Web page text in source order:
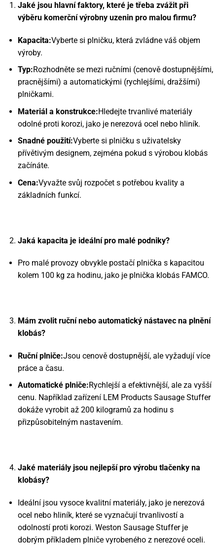
Jaké jsou hlavní faktory, které je třeba zvážit při
výběru komerční výrobny uzenin pro malou firmu?
Kapacita:Vyberte si plničku, která zvládne váš objem
výroby.
Typ:Rozhodněte se mezi ručními (cenově dostupnějšími,
pracnějšími) a automatickými (rychlejšími, dražšími)
plničkami.
Materiál a konstrukce:Hledejte trvanlivé materiály
odolné proti korozi, jako je nerezová ocel nebo hliník.
Snadné použití:Vyberte si plničku s uživatelsky
přívětivým designem, zejména pokud s výrobou klobás
začínáte.
Cena:Vyvažte svůj rozpočet s potřebou kvality a
základních funkcí.
Jaká kapacita je ideální pro malé podniky?
Pro malé provozy obvykle postačí plnička s kapacitou
kolem 100 kg za hodinu, jako je plnička klobás FAMCO.
Mám zvolit ruční nebo automatický nástavec na plnění
klobás?
Ruční plniče:Jsou cenově dostupnější, ale vyžadují více
práce a času.
Automatické plniče:Rychlejší a efektivnější, ale za vyšší
cenu. Například zařízení LEM Products Sausage Stuffer
dokáže vyrobit až 200 kilogramů za hodinu s
přizpůsobitelným nastavením.
Jaké materiály jsou nejlepší pro výrobu tlačenky na
klobásy?
Ideální jsou vysoce kvalitní materiály, jako je nerezová
ocel nebo hliník, které se vyznačují trvanlivostí a
odolností proti korozi. Weston Sausage Stuffer je
dobrým příkladem plniče vyrobeného z nerezové oceli.